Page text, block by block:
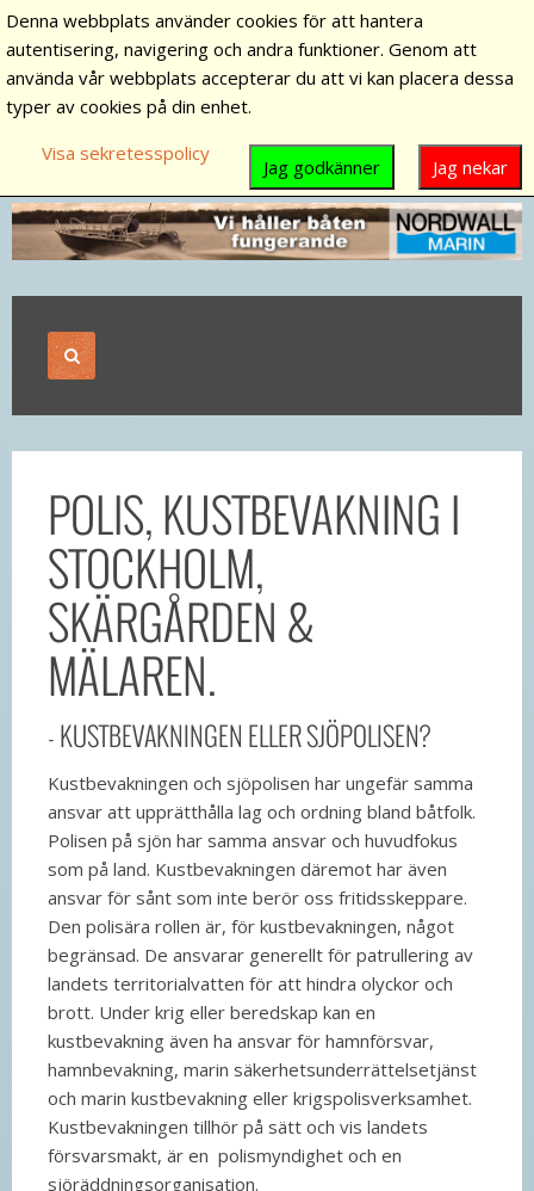
POLIS, KUSTBEVAKNING I
STOCKHOLM,
SKÄRGÅRDEN &
MÄLAREN.
- KUSTBEVAKNINGEN ELLER SJÖPOLISEN?
Kustbevakningen och sjöpolisen har ungefär samma
ansvar att upprätthålla lag och ordning bland båtfolk.
Polisen på sjön har samma ansvar och huvudfokus
som på land. Kustbevakningen däremot har även
ansvar för sånt som inte berör oss fritidsskeppare.
Den polisära rollen är, för kustbevakningen, något
begränsad. De ansvarar generellt för patrullering av
landets territorialvatten för att hindra olyckor och
brott. Under krig eller beredskap kan en
kustbevakning även ha ansvar för hamnförsvar,
hamnbevakning, marin säkerhetsunderrättelsetjänst
och marin kustbevakning eller krigspolisverksamhet.
Kustbevakningen tillhör på sätt och vis landets
försvarsmakt, är en polismyndighet och en
sjöräddningsorganisation.
Denna webbplats använder cookies för att hantera
autentisering, navigering och andra funktioner. Genom att
använda vår webbplats accepterar du att vi kan placera dessa
typer av cookies på din enhet.
Visa sekretesspolicy
Jag nekar
Jag godkänner